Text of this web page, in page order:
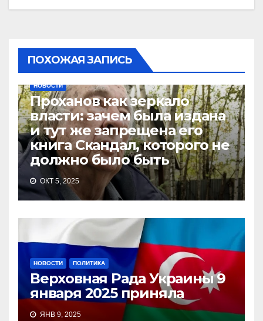
ПОХОЖАЯ ЗАПИСЬ
НОВОСТИ
Проханов как зеркало
власти: зачем была издана
и тут же запрещена его
книга Скандал, которого не
должно было быть
ОКТ 5, 2025
НОВОСТИ ПОЛИТИКА
Верховная Рада Украины 9
января 2025 приняла
ЯНВ 9, 2025